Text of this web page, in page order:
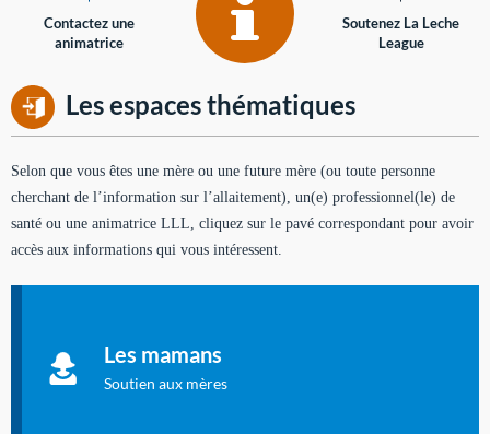
Contactez une
animatrice
Soutenez La Leche
League
Les espaces thématiques
Selon que vous êtes une mère ou une future mère (ou toute personne
cherchant de l’information sur l’allaitement), un(e) professionnel(le) de
santé ou une animatrice LLL, cliquez sur le pavé correspondant pour avoir
accès aux informations qui vous intéressent.
Les mamans
Soutien aux mères
à allaiter et vous informer : toutes les rubriques qui
concernent l'allaitement.